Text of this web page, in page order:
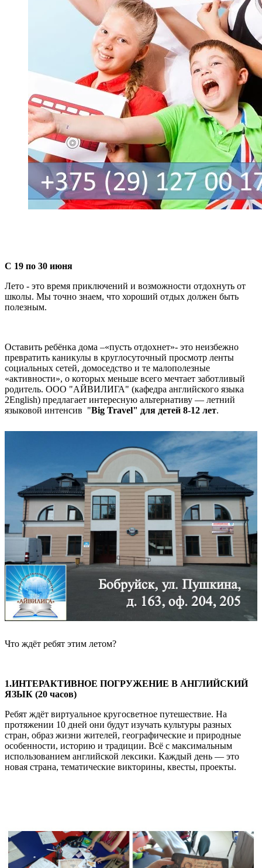
С 19 по 30 июня
Лето - это время приключений и возможности отдохнуть от
школы. Мы точно знаем, что хороший отдых должен быть
полезным.
Оставить ребёнка дома –«пусть отдохнет»- это неизбежно
превратить каникулы в круглосуточный просмотр ленты
социальных сетей, домоседство и те малополезные
«активности», о которых меньше всего мечтает заботливый
родитель. ООО "АЙВИЛИГА" (кафедра английского языка
2English) предлагает интересную альтернативу — летний
языковой интенсив "Big Travel" для детей 8-12 лет.
Что ждёт ребят этим летом?
1.ИНТЕРАКТИВНОЕ ПОГРУЖЕНИЕ В АНГЛИЙСКИЙ
ЯЗЫК (20 часов)
Ребят ждёт виртуальное кругосветное путешествие. На
протяжении 10 дней они будут изучать культуры разных
стран, образ жизни жителей, географические и природные
особенности, историю и традиции. Всё с максимальным
использованием английской лексики. Каждый день — это
новая страна, тематические викторины, квесты, проекты.